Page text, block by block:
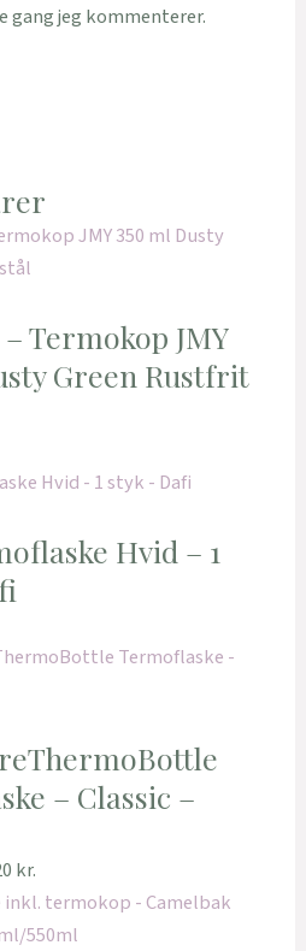
jeg kommenterer.
Termokop JMY
Green Rustfrit
Hvid – 1
– Classic –
kr.